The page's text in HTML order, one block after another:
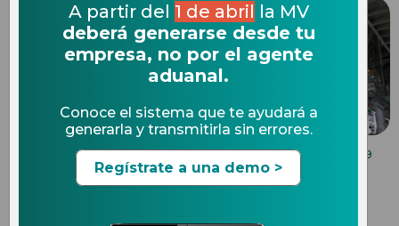
COMPLIANCE EN COMERCIO EXTERIOR 12.12.2019
Documento que avala la
A partir del 1 de abril la MV
deberá generarse desde tu
empresa, no por el agente
aduanal.
Conoce el sistema que te ayudará a
generarla y transmitirla sin errores.
Regístrate a una demo >